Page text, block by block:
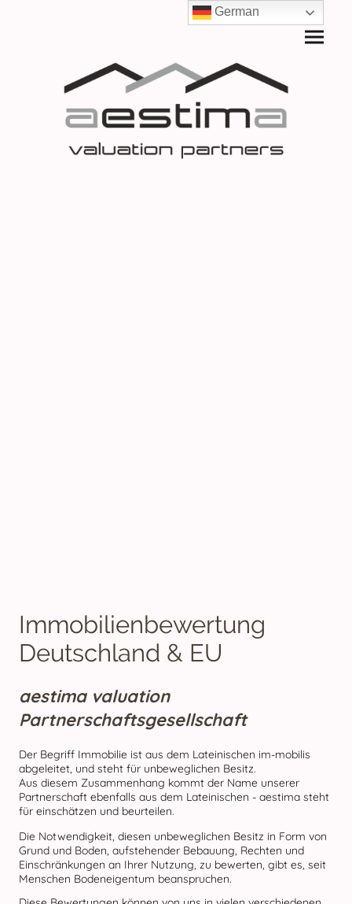
Immobilienbewertung
Deutschland & EU
aestima valuation
Partnerschaftsgesellschaft
Der Begriff Immobilie ist aus dem Lateinischen im-mobilis
abgeleitet, und steht für unbeweglichen Besitz.
Aus diesem Zusammenhang kommt der Name unserer
Partnerschaft ebenfalls aus dem Lateinischen - aestima steht
für einschätzen und beurteilen.
Die Notwendigkeit, diesen unbeweglichen Besitz in Form von
Grund und Boden, aufstehender Bebauung, Rechten und
Einschränkungen an Ihrer Nutzung, zu bewerten, gibt es, seit
Menschen Bodeneigentum beanspruchen.
German